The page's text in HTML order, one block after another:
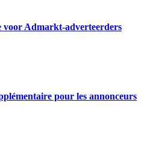
voor Admarkt-adverteerders
pour les annonceurs